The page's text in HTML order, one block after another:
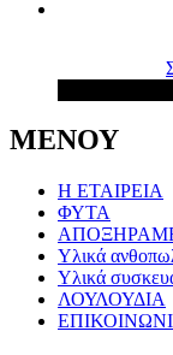
ΜΕΝΟΥ
Η ΕΤΑΙΡΕΙΑ
ΦΥΤΑ
Υλικά
Υλικά
ΛΟΥΛΟΥΔΙΑ